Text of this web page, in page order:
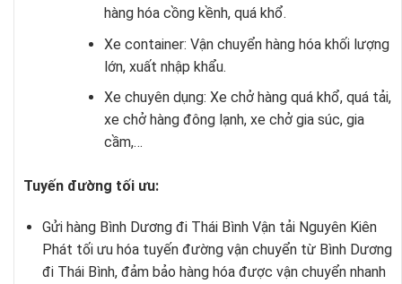
hàng hóa cồng kềnh, quá khổ.
Xe container: Vận chuyển hàng hóa khối lượng
lớn, xuất nhập khẩu.
Xe chuyên dụng: Xe chở hàng quá khổ, quá tải,
xe chở hàng đông lạnh, xe chở gia súc, gia
cầm,…
Tuyến đường tối ưu:
Gửi hàng Bình Dương đi Thái Bình Vận tải Nguyên Kiên
Phát tối ưu hóa tuyến đường vận chuyển từ Bình Dương
đi Thái Bình, đảm bảo hàng hóa được vận chuyển nhanh